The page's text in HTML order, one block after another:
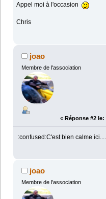
Appel moi à l'occasion
Chris
joao
Membre de l'association
« Réponse #2 le:
:confused:C'est bien calme ici.....
joao
Membre de l'association